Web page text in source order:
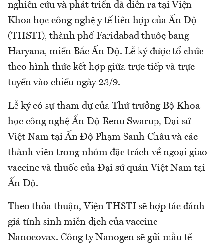
nghiên cứu và phát triển đã diễn ra tại Viện
Khoa học công nghệ y tế liên hợp của Ấn Độ
(THSTI), thành phố Faridabad thuộc bang
Haryana, miền Bắc Ấn Độ. Lễ ký được tổ chức
theo hình thức kết hợp giữa trực tiếp và trực
tuyến vào chiều ngày 23/9.
Lễ ký có sự tham dự của Thứ trưởng Bộ Khoa
học công nghệ Ấn Độ Renu Swarup, Đại sứ
Việt Nam tại Ấn Độ Phạm Sanh Châu và các
thành viên trong nhóm đặc trách về ngoại giao
vaccine và thuốc của Đại sứ quán Việt Nam tại
Ấn Độ.
Theo thỏa thuận, Viện THSTI sẽ hợp tác đánh
giá tính sinh miễn dịch của vaccine
Nanocovax. Công ty Nanogen sẽ gửi mẫu tế